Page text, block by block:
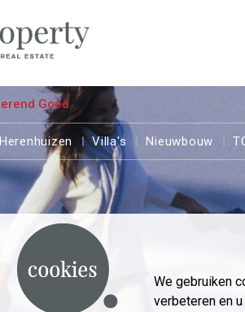
We gebruiken
verbeteren en
Goed
Herenhuizen Villa's Nieuwbouw